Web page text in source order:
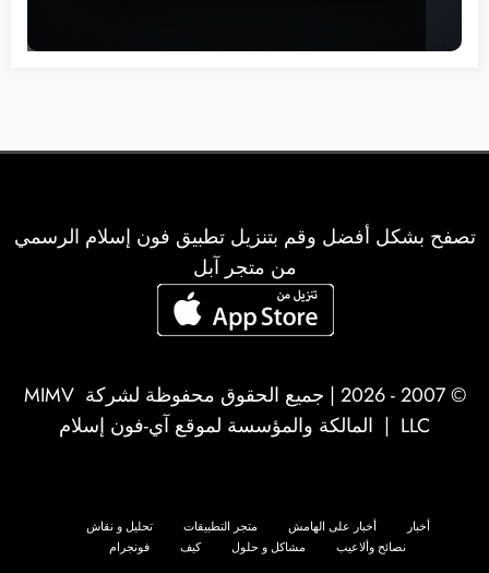
تصفح بشكل أفضل وقم بتنزيل تطبيق فون إسلام الرسمي
من متجر آبل
© 2007 - 2026 | جميع الحقوق محفوظة لشركة
MIMV
LLC | المالكة والمؤسسة لموقع آي-فون إسلام
أخبار أخبار على الهامش متجر التطبيقات
تحليل و نقاش
نصائح وألاعيب
مشاكل و حلول كيف فونجرام